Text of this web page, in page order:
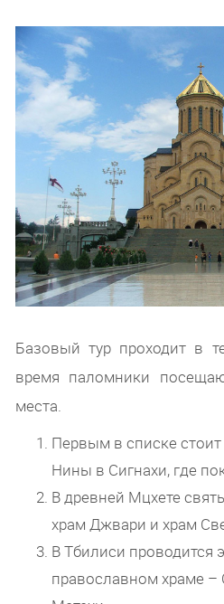
Базовый тур проходит в
время паломники
места.
Первым в списке
Нины в Сигнахи, где
В древней Мцхете
храм Джвари и храм
В Тбилиси проводится
православном храме –